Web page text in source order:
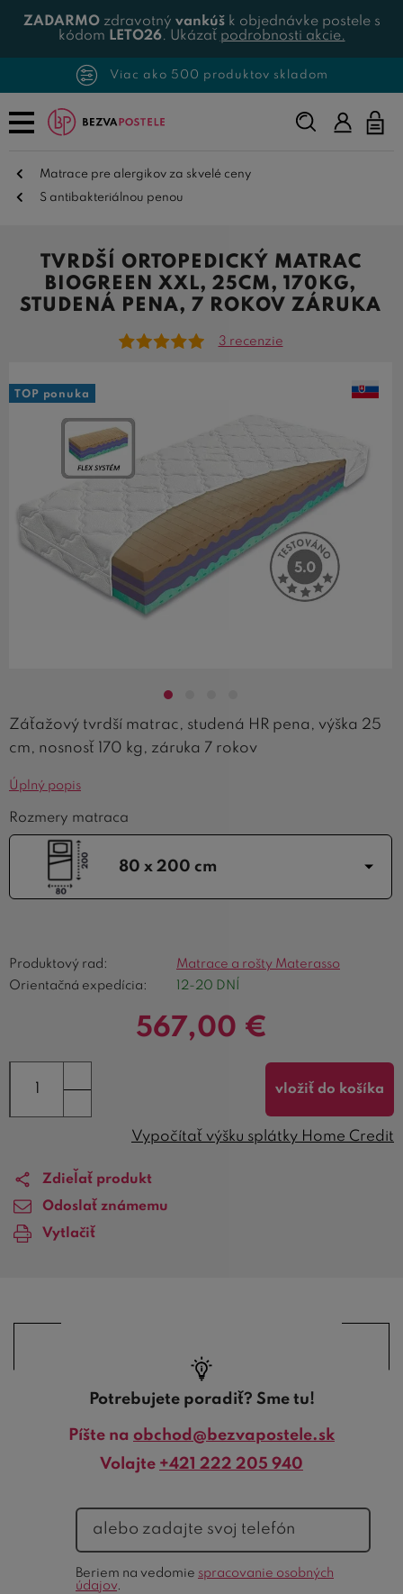
ZADARMOzdravotný vankúšk objednávke postele s
kódom LETO26. Ukázať podrobnosti akcie.
Viac ako 500 produktov skladom
Napíšte,
čo
Matrace pre alergikov za skvelé ceny
S antibakteriálnou penou
TVRDŠÍ ORTOPEDICKÝ MATRAC
BIOGREEN XXL, 25CM, 170KG,
STUDENÁ PENA, 7 ROKOV ZÁRUKA
3 recenzie
Záťažový tvrdší matrac, studená HR pena, výška 25
cm, nosnosť 170 kg, záruka 7 rokov
Úplný popis
Rozmery matraca
80 x 200 cm
TOP ponuka
Produktový rad:
Matrace a rošty Materasso
Orientačná expedícia:
12-20 DNÍ
567,00 €
vložiť do košíka
Vypočítať výšku splátky Home Credit
Zdieľať produkt
Odoslať známemu
Vytlačiť
Potrebujete poradiť? Sme tu!
Píšte na obchod@bezvapostele.sk
Volajte +421 222 205 940
telefón
formulára
Beriem na vedomie spracovanie osobných
údajov.